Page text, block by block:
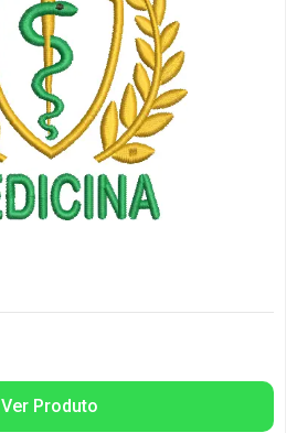
Ver Produto